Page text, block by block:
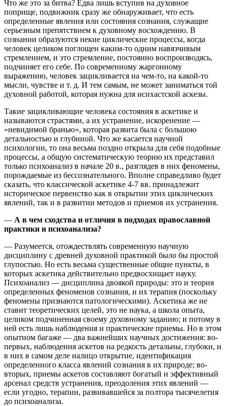
Что же это за битва? Едва лишь вступив на духовное
поприще, подвижник сразу же обнаруживает, что есть
определенные явления или состояния сознания, служащие
серьезным препятствием к духовному восхождению. В
сознании образуются некие циклические процессы, когда
человек целиком поглощен каким-то одним навязчивым
стремлением, и это стремление, постоянно воспроизводясь,
подчиняет его себе. По современному жаргонному
выражению, человек зацикливается на чем-то, на какой-то
мысли, чувстве и т. д. И тем самым, не может заниматься той
духовной работой, которая нужна для исихастской аскезы.
Такие зацикливающие человека состояния в аскетике и
называются страстями, а их устранение, искоренение —
«невидимой бранью», которая развита была с большою
детальностью и глубиной. Что же касается научной
психологии, то она весьма поздно открыла для себя подобные
процессы, а общую систематическую теорию их представил
только психоанализ в начале 20 в., разглядев в них феномены,
порождаемые из бессознательного. Вполне справедливо будет
сказать, что классической аскетике 4-7 вв. принадлежит
историческое первенство как в открытии этих циклических
явлений, так и в развитии методов и приемов их устранения.
— А в чем сходства и отличия в подходах православной
практики и психоанализа?
— Разумеется, отождествлять современную научную
дисциплину с древней духовной практикой было бы простой
глупостью. Но есть весьма существенные общие пункты, в
которых аскетика действительно предвосхищает науку.
Психоанализ — дисциплина двоякой природы: это и теория
определенных феноменов сознания, и их терапия (поскольку
феномены признаются патологическими). Аскетика же не
ставит теоретических целей, это не наука, а школа опыта,
целиком подчиненная своему духовному заданию; и потому в
ней есть лишь наблюдения и практические приемы. Но в этом
опытном багаже — два важнейших научных достижения: во-
первых, наблюдения аскетов на редкость детальны, глубоки, и
в них в самом деле налицо открытие, идентификация
определенного класса явлений сознания в их природе; во-
вторых, приемы аскетов составляют богатый и эффективный
арсенал средств устранения, преодоления этих явлений —
если угодно, терапии, развивавшейся за полтора тысячелетия
до психоанализа.